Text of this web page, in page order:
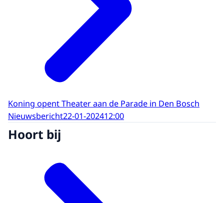
Koning opent Theater aan de Parade in Den Bosch
Nieuwsbericht22-01-202412:00
Hoort bij